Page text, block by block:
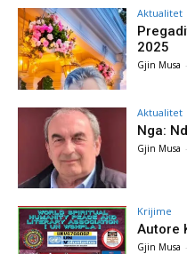
Aktualitet
2025
Gjin Musa -
Aktualitet
Nga:
Gjin Musa -
Krijime
Autore
Gjin Musa -